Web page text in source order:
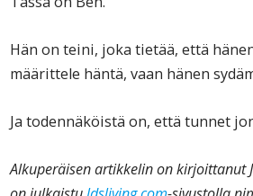
Hän on teini, joka tietää, että
määrittele häntä, vaan hänen
Ja todennäköistä on, että tunnet
Alkuperäisen artikkelin on kirjoittanut